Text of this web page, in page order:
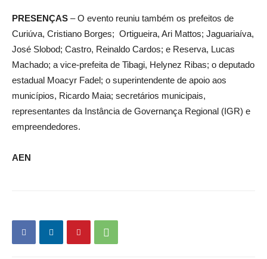
PRESENÇAS – O evento reuniu também os prefeitos de
Curiúva, Cristiano Borges; Ortigueira, Ari Mattos; Jaguariaíva,
José Slobod; Castro, Reinaldo Cardos; e Reserva, Lucas
Machado; a vice-prefeita de Tibagi, Helynez Ribas; o deputado
estadual Moacyr Fadel; o superintendente de apoio aos
municípios, Ricardo Maia; secretários municipais,
representantes da Instância de Governança Regional (IGR) e
empreendedores.
AEN